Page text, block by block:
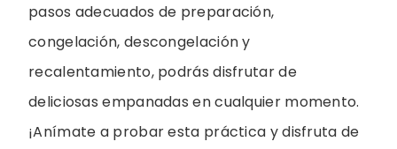
pasos adecuados de preparación,
congelación, descongelación y
recalentamiento, podrás disfrutar de
deliciosas empanadas en cualquier momento.
¡Anímate a probar esta práctica y disfruta de